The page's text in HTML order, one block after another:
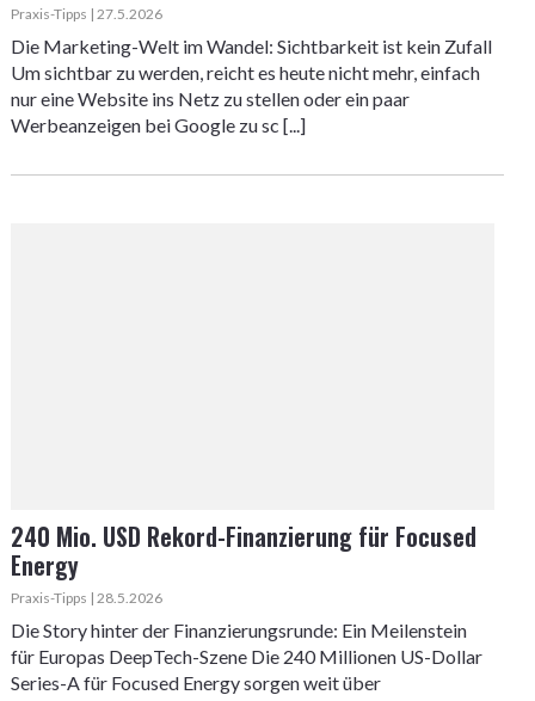
Praxis-Tipps | 27.5.2026
Die Marketing-Welt im Wandel: Sichtbarkeit ist kein Zufall
Um sichtbar zu werden, reicht es heute nicht mehr, einfach
nur eine Website ins Netz zu stellen oder ein paar
Werbeanzeigen bei Google zu sc [...]
240 Mio. USD Rekord-Finanzierung für Focused
Energy
Praxis-Tipps | 28.5.2026
Die Story hinter der Finanzierungsrunde: Ein Meilenstein
für Europas DeepTech-Szene Die 240 Millionen US-Dollar
Series-A für Focused Energy sorgen weit über